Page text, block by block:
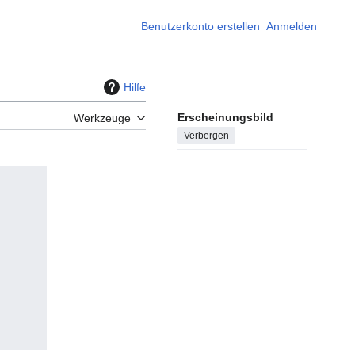
Benutzerkonto erstellen Anmelden
Hilfe
Werkzeuge Erscheinungsbild
Verbergen